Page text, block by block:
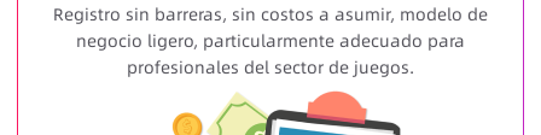
Registro sin barreras, sin costos a asumir, modelo de
negocio ligero, particularmente adecuado para
profesionales del sector de juegos.